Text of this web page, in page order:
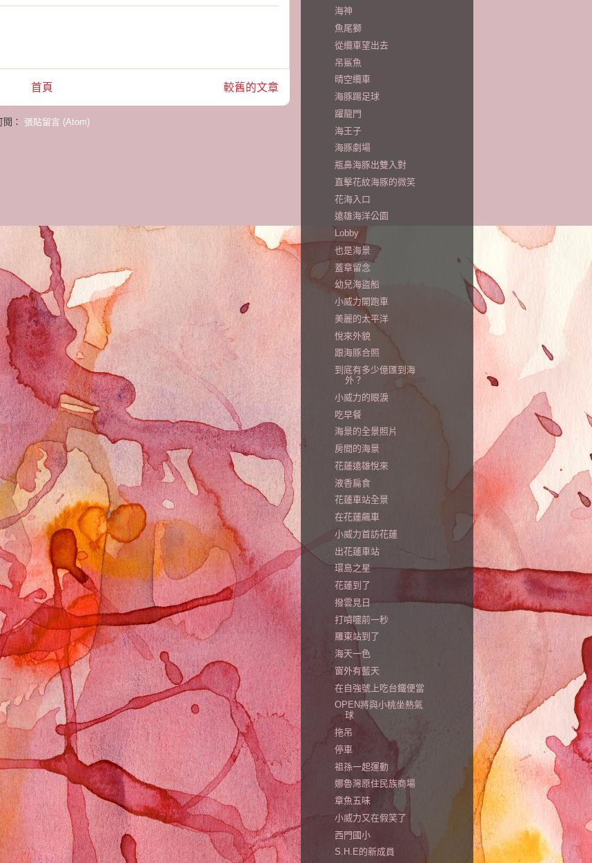
較舊的文章
首頁
閱： 張貼留言 (Atom)
海神
魚尾獅
從纜車望出去
吊鯊魚
晴空纜車
海豚踢足球
躍龍門
海王子
海豚劇場
瓶鼻海豚出雙入對
直擊花紋海豚的微笑
花海入口
遠雄海洋公園
Lobby
也是海景
蓋章留念
幼兒海盜船
小威力開跑車
美麗的太平洋
悅來外貌
跟海豚合照
到底有多少億匯到海
外？
小威力的眼淚
吃早餐
海景的全景照片
房間的海景
花蓮遠雄悅來
液香扁食
花蓮車站全景
在花蓮飆車
小威力首訪花蓮
出花蓮車站
環島之星
花蓮到了
撥雲見日
打噴嚏前一秒
羅東站到了
海天一色
窗外有藍天
在自強號上吃台鐵便當
OPEN將與小桃坐熱氣
球
拖吊
停車
祖孫一起運動
娜魯灣原住民族商場
章魚五味
小威力又在假笑了
西門國小
S.H.E的新成員